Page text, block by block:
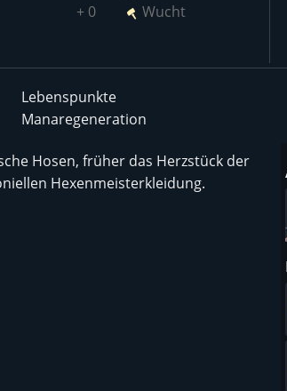
+ 0
Wucht
Lebenspunkte
Manaregeneration
Hosen, früher das Herzstück der
Hexenmeisterkleidung.